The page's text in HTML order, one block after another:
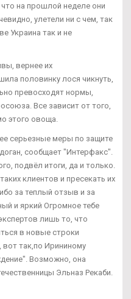
на прошлой неделе они
улетели ни с чем, так
Украина так и не
вернее их
половинку лося чикнуть,
превосходят нормы,
Все зависит от того,
этого овоща.
серьезные меры по защите
сообщает "Интерфакс".
подвёл итоги, да и только.
клиентов и пресекать их
за теплый отзыв и за
и яркий Огромное тебе
лишь то, что
в новые строки
вот так,по Ирининому
Возможно, она
Эльназ Рекаби.